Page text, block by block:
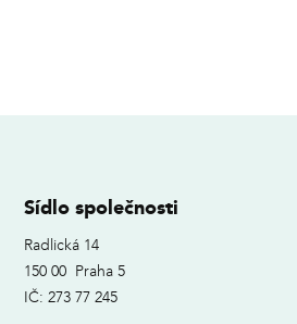
Sídlo společnosti
Radlická 14
150 00 Praha 5
IČ: 273 77 245